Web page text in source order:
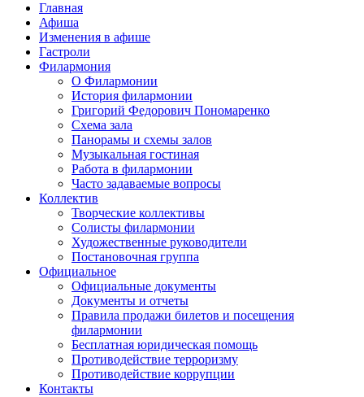
Главная
Афиша
Изменения в афише
Гастроли
Филармония
О Филармонии
История филармонии
Григорий Федорович Пономаренко
Схема зала
Панорамы и схемы залов
Музыкальная гостиная
Работа в филармонии
Часто задаваемые вопросы
Коллектив
Творческие коллективы
Солисты филармонии
Художественные руководители
Постановочная группа
Официальное
Официальные документы
Документы и отчеты
Правила продажи билетов и посещения
филармонии
Бесплатная юридическая помощь
Противодействие терроризму
Противодействие коррупции
Контакты